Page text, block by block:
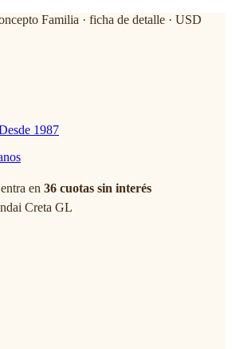
Familia · ficha de detalle · USD
1987
en 36 cuotas sin interés
Creta GL